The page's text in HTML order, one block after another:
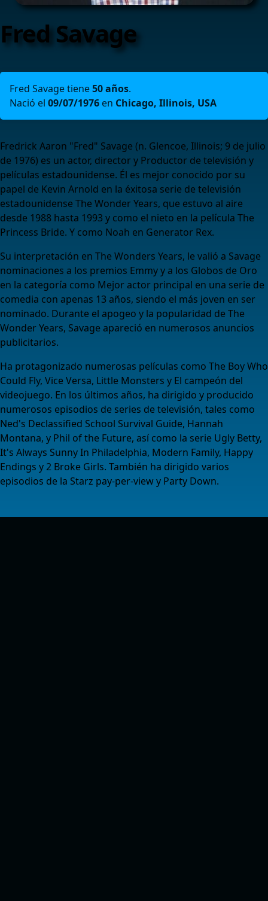
Fred Savage
Fred Savage tiene50 años.
Nació el 09/07/1976 en Chicago, Illinois, USA
Fredrick Aaron "Fred" Savage (n. Glencoe, Illinois; 9 de julio
de 1976) es un actor, director y Productor de televisión y
películas estadounidense. Él es mejor conocido por su
papel de Kevin Arnold en la éxitosa serie de televisión
estadounidense The Wonder Years, que estuvo al aire
desde 1988 hasta 1993 y como el nieto en la película The
Princess Bride. Y como Noah en Generator Rex.
Su interpretación en The Wonders Years, le valió a Savage
nominaciones a los premios Emmy y a los Globos de Oro
en la categoría como Mejor actor principal en una serie de
comedia con apenas 13 años, siendo el más joven en ser
nominado. Durante el apogeo y la popularidad de The
Wonder Years, Savage apareció en numerosos anuncios
publicitarios.
Ha protagonizado numerosas películas como The Boy Who
Could Fly, Vice Versa, Little Monsters y El campeón del
videojuego. En los últimos años, ha dirigido y producido
numerosos episodios de series de televisión, tales como
Ned's Declassified School Survival Guide, Hannah
Montana, y Phil of the Future, así como la serie Ugly Betty,
It's Always Sunny In Philadelphia, Modern Family, Happy
Endings y 2 Broke Girls. También ha dirigido varios
episodios de la Starz pay-per-view y Party Down.